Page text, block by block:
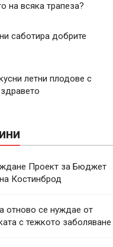
на всяка трапеза?
саботира добрите
летни плодове с
Проект за Бюджет
Костинброд
отново се нуждае от
с тежкото заболяване